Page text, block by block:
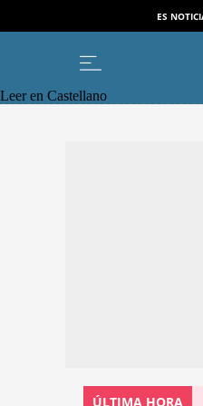
ES
Leer en Castellano
ÚLTIMA HORA